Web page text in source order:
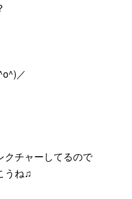
／
クチャーしてるので
うね♫